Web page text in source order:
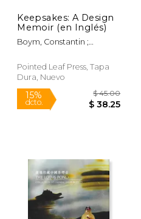
50%
dcto.
Keepsakes: A Design
Memoir (en Inglés)
Boym, Constantin ;
Pointed Leaf Press, Tapa
Dura, Nuevo